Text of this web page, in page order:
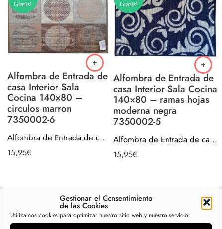
Gestionar el Consentimiento
de las Cookies
Utilizamos cookies para optimizar nuestro sitio web y nuestro servicio.
Gratis!
Alfombra de Entrada de
casa Interior Sala
Cocina 140×80 –
circulos marron
7350002-6
Alfombra de Entrada de casa Interior Sala Cocina 140×80 – circulos marron 7350002-6
15,95€
Gratis!
Alfombra de Entrada de
casa Interior Sala Cocina
140×80 – ramas hojas
moderna negra
7350002-5
Alfombra de Entrada de casa Interior Sala Cocina 140×80 – ramas hojas moderna negra 7350002-5
15,95€
Ver colección completa
Lasalfombras grandesson el complemento ideal para